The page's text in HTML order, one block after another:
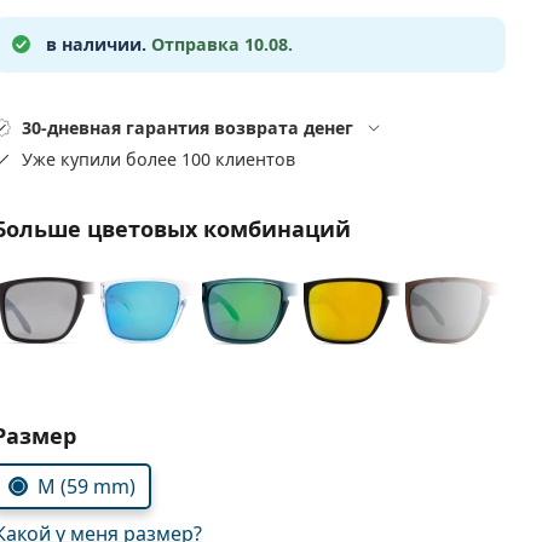
в наличии. Отправка 10.08.
30-дневная гарантия возврата денег
Уже купили более 100 клиентов
цветовых комбинаций
параметры:
M (59 mm)
у меня размер?